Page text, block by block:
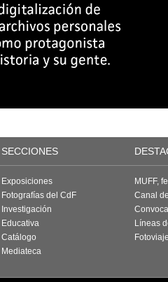
SECCIONES
Exposiciones
Fotografías del CdF
Investigación
Educativa
Catálogo
Mediateca
MUFF,
Canal
Líneas